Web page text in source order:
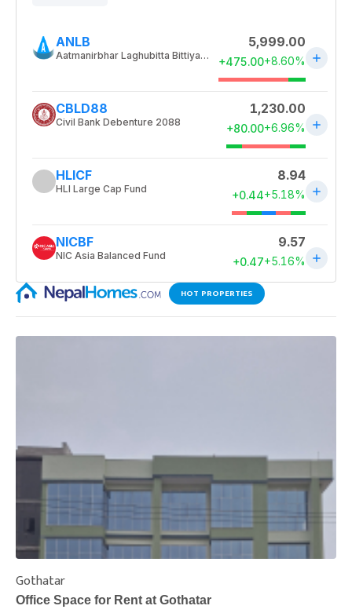
HOT PROPERTIES
Gothatar
Office Space for Rent at Gothatar